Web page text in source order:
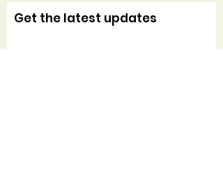
Get the latest updates